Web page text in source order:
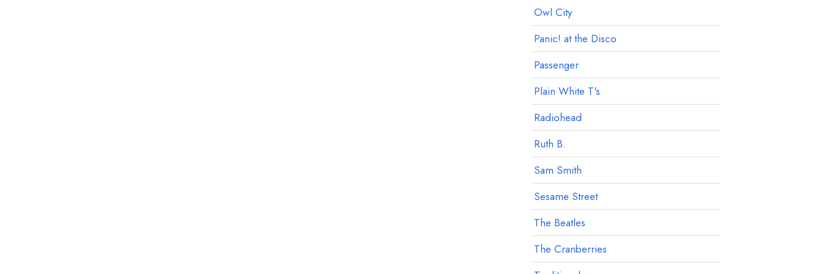
Owl City
Panic! at the Disco
Passenger
Plain White T's
Radiohead
Ruth B.
Sam Smith
Sesame Street
The Beatles
The Cranberries